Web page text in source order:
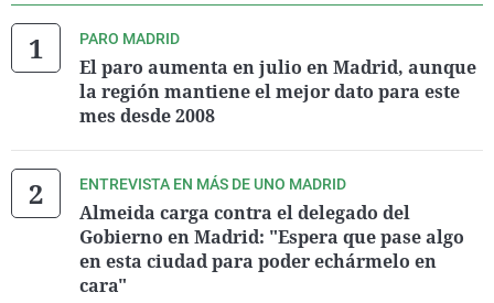
PARO MADRID
El paro aumenta en julio en Madrid, aunque
la región mantiene el mejor dato para este
mes desde 2008
ENTREVISTA EN MÁS DE UNO MADRID
Almeida carga contra el delegado del
Gobierno en Madrid: "Espera que pase algo
en esta ciudad para poder echármelo en
cara"